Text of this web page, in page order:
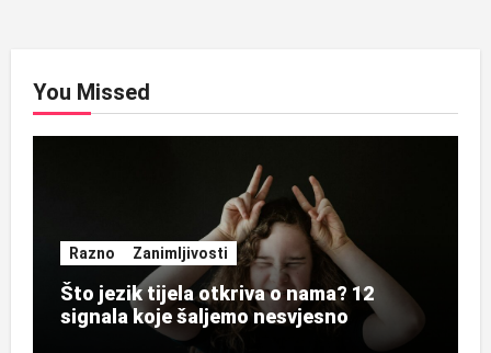
You Missed
Razno Zanimljivosti
Što jezik tijela otkriva o nama? 12
signala koje šaljemo nesvjesno